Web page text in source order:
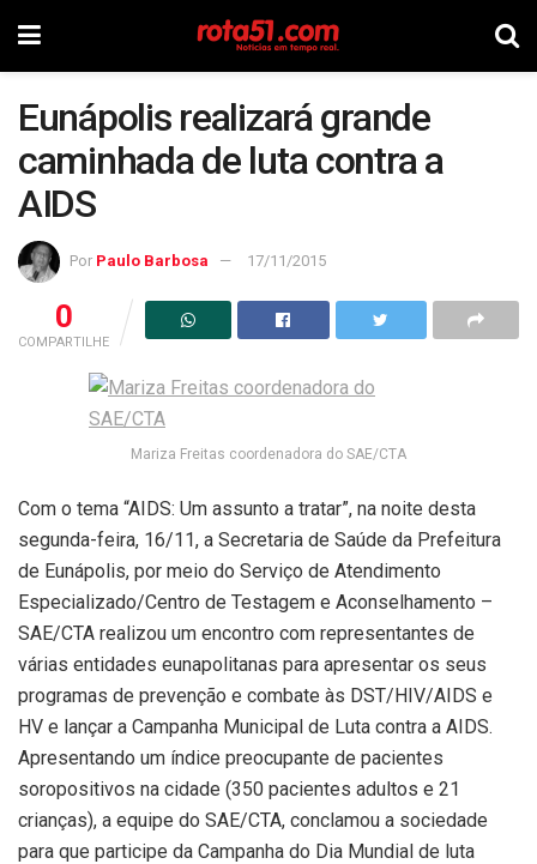
Eunápolis realizará grande
caminhada de luta contra a
AIDS
Por Paulo Barbosa 17/11/2015
0
COMPARTILHE
Mariza Freitas coordenadora do SAE/CTA
Com o tema “AIDS: Um assunto a tratar”, na noite desta
segunda-feira, 16/11, a Secretaria de Saúde da Prefeitura
de Eunápolis, por meio do Serviço de Atendimento
Especializado/Centro de Testagem e Aconselhamento –
SAE/CTA realizou um encontro com representantes de
várias entidades eunapolitanas para apresentar os seus
programas de prevenção e combate às DST/HIV/AIDS e
HV e lançar a Campanha Municipal de Luta contra a AIDS.
Apresentando um índice preocupante de pacientes
soropositivos na cidade (350 pacientes adultos e 21
crianças), a equipe do SAE/CTA, conclamou a sociedade
para que participe da Campanha do Dia Mundial de luta